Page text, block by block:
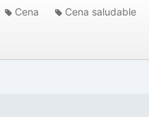
Cena Cena saludable